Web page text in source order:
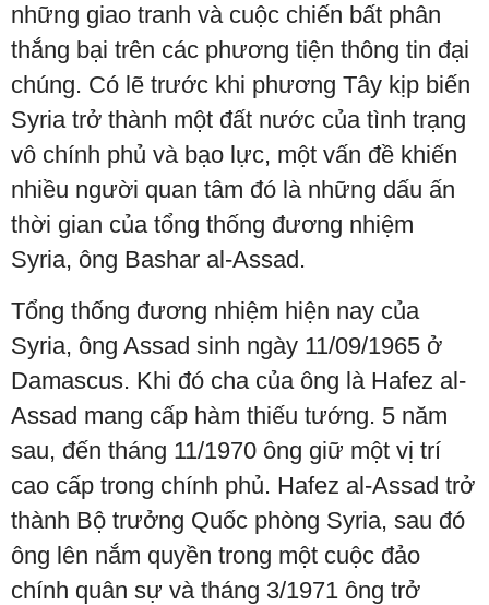
những giao tranh và cuộc chiến bất phân
thắng bại trên các phương tiện thông tin đại
chúng. Có lẽ trước khi phương Tây kịp biến
Syria trở thành một đất nước của tình trạng
vô chính phủ và bạo lực, một vấn đề khiến
nhiều người quan tâm đó là những dấu ấn
thời gian của tổng thống đương nhiệm
Syria, ông Bashar al-Assad.
Tổng thống đương nhiệm hiện nay của
Syria, ông Assad sinh ngày 11/09/1965 ở
Damascus. Khi đó cha của ông là Hafez al-
Assad mang cấp hàm thiếu tướng. 5 năm
sau, đến tháng 11/1970 ông giữ một vị trí
cao cấp trong chính phủ. Hafez al-Assad trở
thành Bộ trưởng Quốc phòng Syria, sau đó
ông lên nắm quyền trong một cuộc đảo
chính quân sự và tháng 3/1971 ông trở